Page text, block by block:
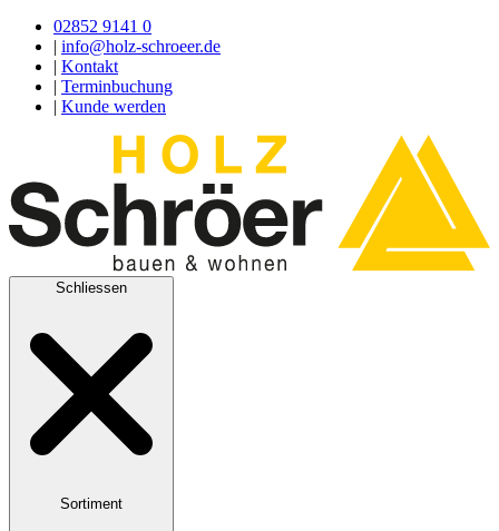
02852 9141 0
info@holz-schroeer.de
Kontakt
Terminbuchung
Kunde werden
Schliessen
Sortiment